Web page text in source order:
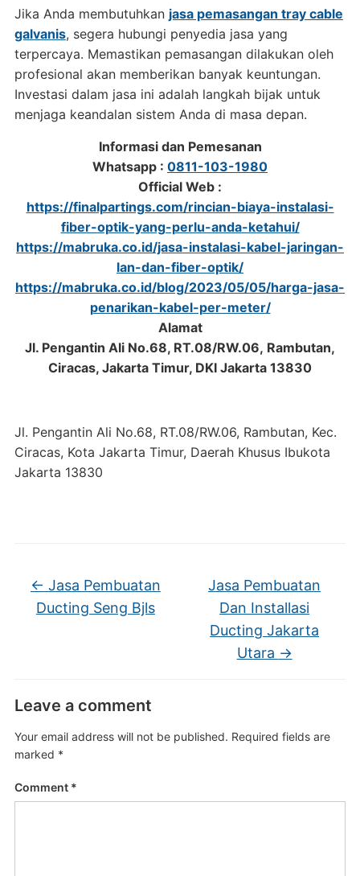
Jika Anda membutuhkan jasa pemasangan tray cable
galvanis, segera hubungi penyedia jasa yang
terpercaya. Memastikan pemasangan dilakukan oleh
profesional akan memberikan banyak keuntungan.
Investasi dalam jasa ini adalah langkah bijak untuk
menjaga keandalan sistem Anda di masa depan.
Informasi dan Pemesanan
Whatsapp : 0811-103-1980
Official Web :
https://finalpartings.com/rincian-biaya-instalasi-
fiber-optik-yang-perlu-anda-ketahui/
https://mabruka.co.id/jasa-instalasi-kabel-jaringan-
lan-dan-fiber-optik/
https://mabruka.co.id/blog/2023/05/05/harga-jasa-
penarikan-kabel-per-meter/
Alamat
Jl. Pengantin Ali No.68, RT.08/RW.06, Rambutan,
Ciracas, Jakarta Timur, DKI Jakarta 13830
Jl. Pengantin Ali No.68, RT.08/RW.06, Rambutan, Kec.
Ciracas, Kota Jakarta Timur, Daerah Khusus Ibukota
Jakarta 13830
← Jasa Pembuatan
Ducting Seng Bjls
Jasa Pembuatan
Dan Installasi
Ducting Jakarta
Utara →
Leave a comment
Your email address will not be published. Required fields are
marked *
Comment *